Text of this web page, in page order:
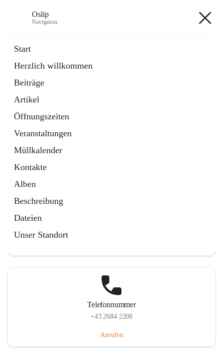
Oslip
Navigation
Start
Herzlich willkommen
Beiträge
Artikel
Öffnungszeiten
Veranstaltungen
Müllkalender
Kontakte
Alben
Beschreibung
Dateien
Unser Standort
Externe Webseite
in
Tab
Bundeskanzleramt Österreich
Externe Webseite
öffnet
in
neuem
Tab
Telefonnummer
+43 2684 2208
Anrufen